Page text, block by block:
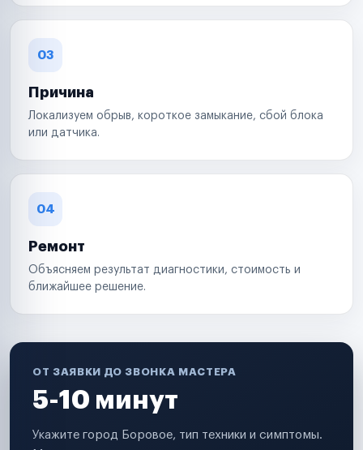
03
Причина
Локализуем обрыв, короткое замыкание, сбой блока
или датчика.
04
Ремонт
Объясняем результат диагностики, стоимость и
ближайшее решение.
ОТ ЗАЯВКИ ДО ЗВОНКА МАСТЕРА
5-10 минут
Укажите город Боровое, тип техники и симптомы.